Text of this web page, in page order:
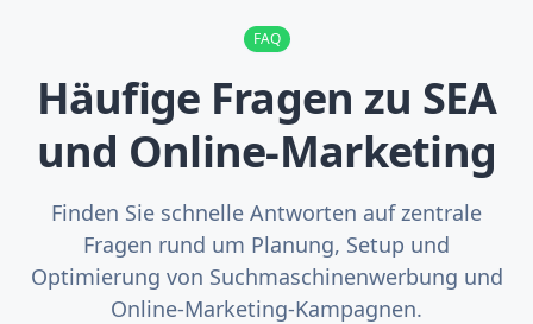
FAQ
Häufige Fragen zu SEA
und Online-Marketing
Finden Sie schnelle Antworten auf zentrale
Fragen rund um Planung, Setup und
Optimierung von Suchmaschinenwerbung und
Online-Marketing-Kampagnen.